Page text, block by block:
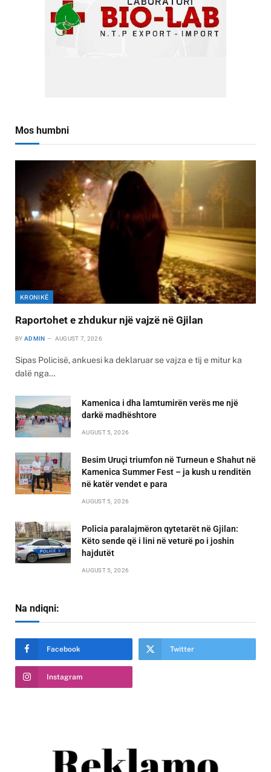
Mos humbni
KRONIKË
Raportohet e zhdukur një vajzë në Gjilan
BY ADMIN AUGUST 7, 2026
Sipas Policisë, ankuesi ka deklaruar se vajza e tij e mitur ka
dalë nga…
Kamenica i dha lamtumirën verës me një
darkë madhështore
AUGUST 5, 2026
Besim Uruçi triumfon në Turneun e Shahut në
Kamenica Summer Fest – ja kush u renditën
në katër vendet e para
AUGUST 5, 2026
Policia paralajmëron qytetarët në Gjilan:
Këto sende që i lini në veturë po i joshin
hajdutët
AUGUST 5, 2026
Na ndiqni:
Facebook Twitter
Instagram